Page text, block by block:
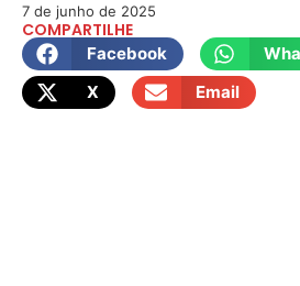
7 de junho de 2025
COMPARTILHE
Facebook
X
Email